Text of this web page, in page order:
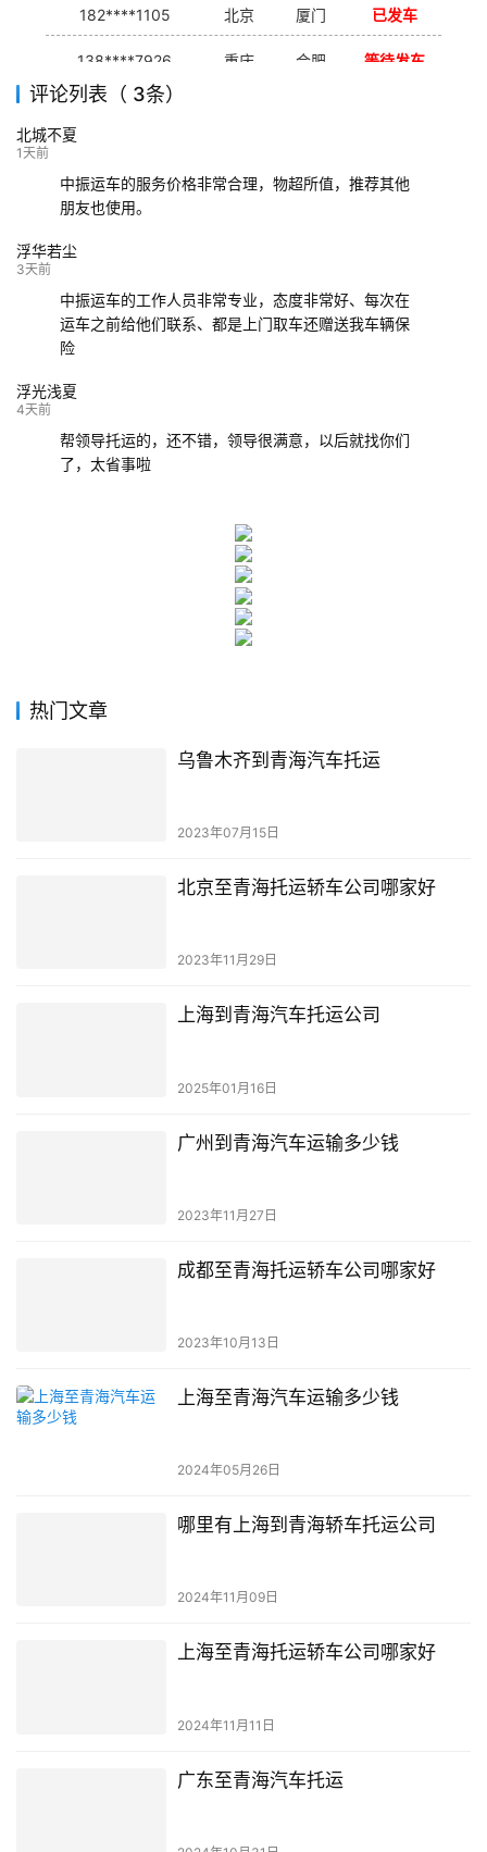
182****1105 北京 厦门 已发车
138****7926 重庆 合肥 等待发车
139****9233
评论列表（ 3条）
北城不夏
1天前
中振运车的服务价格非常合理，物超所值，推荐其他
朋友也使用。
浮华若尘
3天前
中振运车的工作人员非常专业，态度非常好、每次在
运车之前给他们联系、都是上门取车还赠送我车辆保
险
浮光浅夏
4天前
帮领导托运的，还不错，领导很满意，以后就找你们
了，太省事啦
热门文章
乌鲁木齐到青海汽车托运
2023年07月15日
北京至青海托运轿车公司哪家好
2023年11月29日
上海到青海汽车托运公司
2025年01月16日
广州到青海汽车运输多少钱
2023年11月27日
成都至青海托运轿车公司哪家好
2023年10月13日
上海至青海汽车运输多少钱
2024年05月26日
哪里有上海到青海轿车托运公司
2024年11月09日
上海至青海托运轿车公司哪家好
2024年11月11日
广东至青海汽车托运